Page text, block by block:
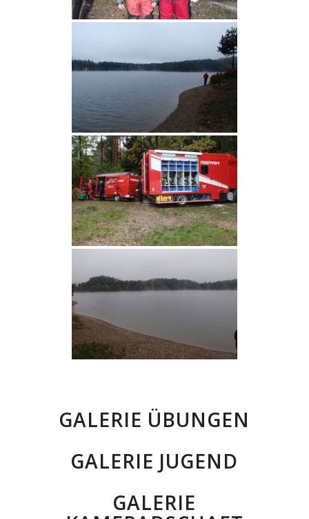
GALERIE ÜBUNGEN
GALERIE JUGEND
GALERIE